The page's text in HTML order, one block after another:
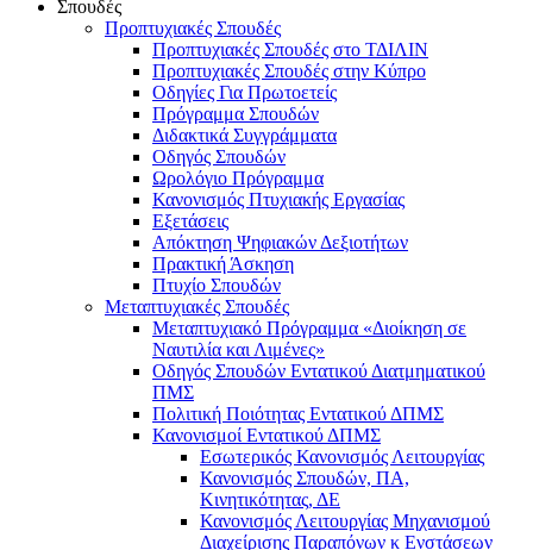
Σπουδές
Προπτυχιακές Σπουδές
Προπτυχιακές Σπουδές στο ΤΔΙΛΙΝ
Προπτυχιακές Σπουδές στην Κύπρο
Οδηγίες Για Πρωτοετείς
Πρόγραμμα Σπουδών
Διδακτικά Συγγράμματα
Οδηγός Σπουδών
Ωρολόγιο Πρόγραμμα
Κανονισμός Πτυχιακής Εργασίας
Εξετάσεις
Απόκτηση Ψηφιακών Δεξιοτήτων
Πρακτική Άσκηση
Πτυχίο Σπουδών
Μεταπτυχιακές Σπουδές
Μεταπτυχιακό Πρόγραμμα «Διοίκηση σε
Ναυτιλία και Λιμένες»
Οδηγός Σπουδών Εντατικού Διατμηματικού
ΠΜΣ
Πολιτική Ποιότητας Εντατικού ΔΠΜΣ
Κανονισμοί Εντατικού ΔΠΜΣ
Εσωτερικός Κανονισμός Λειτουργίας
Κανονισμός Σπουδών, ΠΑ,
Κινητικότητας, ΔΕ
Κανονισμός Λειτουργίας Μηχανισμού
Διαχείρισης Παραπόνων κ Ενστάσεων